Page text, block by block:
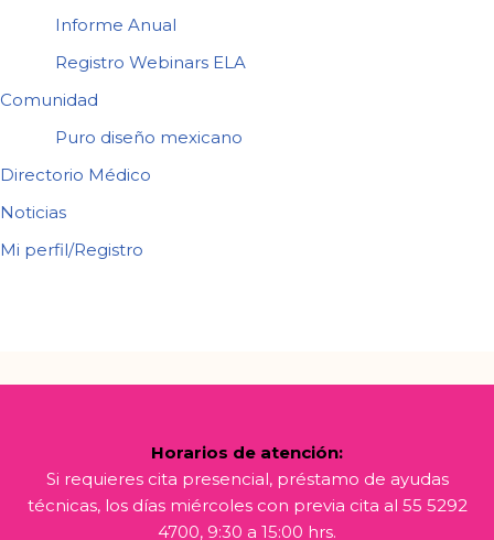
Informe Anual
Registro Webinars ELA
Comunidad
Puro diseño mexicano
Directorio Médico
Noticias
Mi perfil/Registro
Horarios de atención:
Si requieres cita presencial, préstamo de ayudas
técnicas, los días miércoles con previa cita al 55 5292
4700, 9:30 a 15:00 hrs.